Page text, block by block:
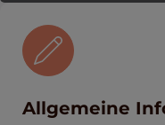
Allgemeine